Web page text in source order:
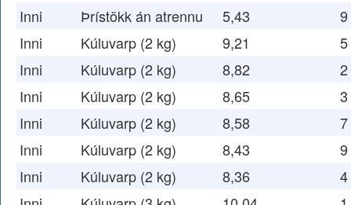
Inni
Þrístökk án atrennu 5,43
9
Inni
Kúluvarp (2 kg) 9,21
5
Inni
Kúluvarp (2 kg) 8,82
2
Inni
Kúluvarp (2 kg) 8,65
3
Inni
Kúluvarp (2 kg) 8,58
7
Inni
Kúluvarp (2 kg) 8,43
9
Inni
Kúluvarp (2 kg) 8,36
4